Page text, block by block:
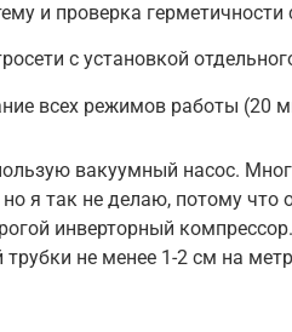
и проверка
с установкой
всех режимов работы (20
вакуумный насос.
я так не делаю, потому что
инверторный
не менее 1-2 см на